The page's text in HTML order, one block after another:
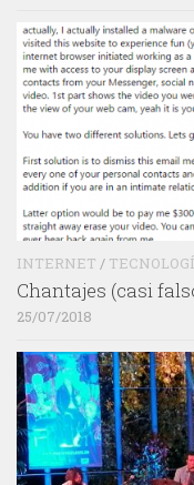
INTERNET /
Chantajes (casi
25/07/2018